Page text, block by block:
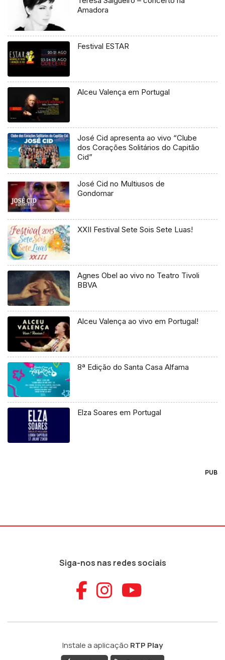
Amadora
Festival ESTAR
Alceu Valença em Portugal
José Cid apresenta ao vivo “Clube
dos Corações Solitários do Capitão
Cid”
José Cid no Multiusos de
Gondomar
XXII Festival Sete Sois Sete Luas!
Agnes Obel ao vivo no Teatro Tivoli
BBVA
Alceu Valença ao vivo em Portugal!
8ª Edição do Santa Casa Alfama
Elza Soares em Portugal
PUB
Siga-nos nas redes sociais
Aceder ao
Aceder ao
Aceder
Instale a aplicação RTP Play